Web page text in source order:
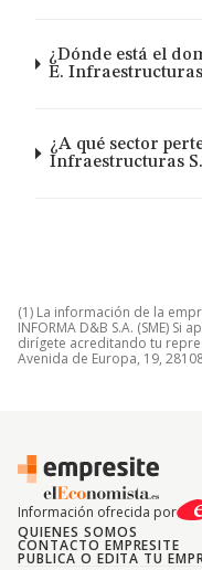
¿Dónde está el
E. Infraestructuras
¿A qué sector
Infraestructuras
(1) La información de la
INFORMA D&B S.A. (SME)
dirígete acreditando tu
Avenida de Europa, 19,
Información ofrecida por
QUIENES SOMOS
CONTACTO EMPRESITE
PUBLICA O EDITA TU